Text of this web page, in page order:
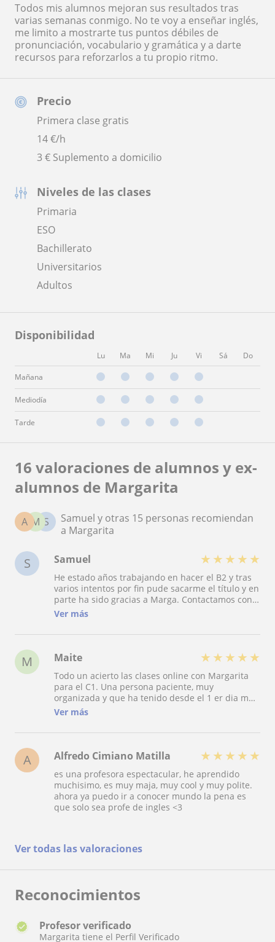
Precio
Primera clase gratis
14€/h
3 € Suplemento a domicilio
Niveles de las clases
Primaria
ESO
Bachillerato
Universitarios
Adultos
Disponibilidad
Lu Ma Mi Ju Vi Sá Do
Mañana
Mediodía
Tarde
Todos mis alumnos mejoran sus resultados tras
varias semanas conmigo. No te voy a enseñar inglés,
me limito a mostrarte tus puntos débiles de
pronunciación, vocabulario y gramática y a darte
recursos para reforzarlos a tu propio ritmo.
16 valoraciones de alumnos y ex-
alumnos de Margarita
S
M
A
Samuel y otras 15 personas recomiendan
a Margarita
S Samuel ★ ★ ★ ★ ★
He estado años trabajando en hacer el B2 y tras
varios intentos por fin pude sacarme el título y en
parte ha sido gracias a Marga. Contactamos con
ella con rapidez pues el examen llegaba y el
Desde el primero momento se mostró accesible y
brevedad de tiempo posible. Fueron pocas clases
por el tiempo que quedaba hasta la prueba, aun
así, la forma de preparación fue impecable y
adquirí conocimientos los cuales no había
adquirido antes en tan solo 4/5 clases que, sin
duda, me sirvieron para pasar la prueba. La
todos los recursos que te aporta para trabajar
completamente satisfechos.
Ver más
M Maite ★ ★ ★ ★ ★
Todo un acierto las clases online con Margarita
para el C1. Una persona paciente, muy
organizada y que ha tenido desde el 1 er dia muy
buen trato con mi hija. Estamos muy contentos
Ver más
A Alfredo Cimiano Matilla ★ ★ ★ ★ ★
es una profesora espectacular, he aprendido
muchisimo, es muy maja, muy cool y muy polite.
ahora ya puedo ir a conocer mundo la pena es
que solo sea profe de ingles <3
Ver todas las valoraciones
Reconocimientos
Profesor verificado
Margarita tiene el Perfil Verificado